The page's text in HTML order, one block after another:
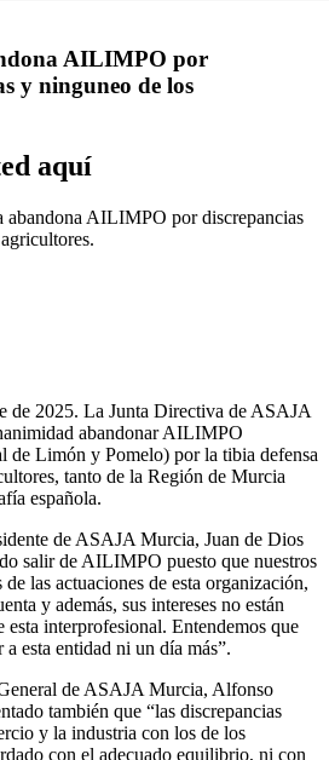
AILIMPO por
y ninguneo de los
aquí
AILIMPO por discrepancias
de 2025. La Junta Directiva de ASAJA
abandonar AILIMPO
de Limón y Pomelo) por la tibia defensa
tanto de la Región de Murcia
española.
de ASAJA Murcia, Juan de Dios
salir de AILIMPO puesto que nuestros
las actuaciones de esta organización,
y además, sus intereses no están
esta interprofesional. Entendemos que
esta entidad ni un día más”.
de ASAJA Murcia, Alfonso
también que “las discrepancias
y la industria con los de los
con el adecuado equilibrio, ni con